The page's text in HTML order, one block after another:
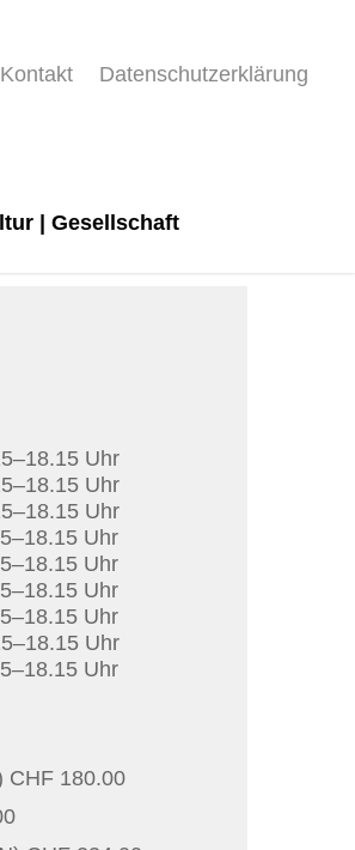
| Gesellschaft
Kontakt Datenschutzerklärung
Uhr
Uhr
Uhr
Uhr
Uhr
Uhr
Uhr
Uhr
Uhr
CHF 180.00